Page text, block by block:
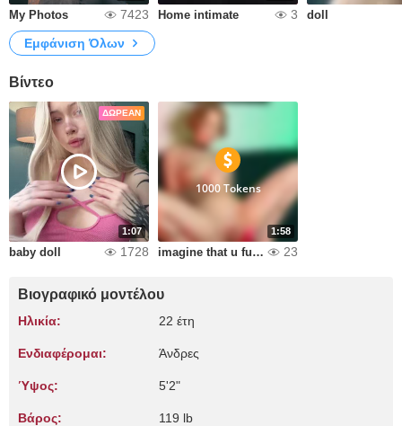
My Photos 7423 Home intimate 3 doll
Εμφάνιση Όλων
Βίντεο
ΔΩΡΕΆΝ
1:07
baby doll 1728
1:58
1000 Tokens
imagine that u fuck me 23
Βιογραφικό μοντέλου
Ηλικία: 22 έτη
Ενδιαφέρομαι: Άνδρες
Ύψος: 5'2"
Βάρος: 119 lb